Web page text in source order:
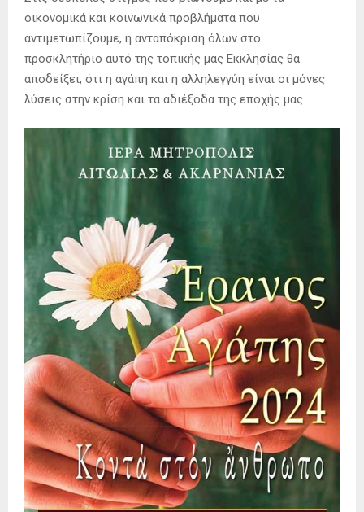
οικονομικά και κοινωνικά προβλήματα που
αντιμετωπίζουμε, η ανταπόκριση όλων στο
προσκλητήριο αυτό της τοπικής μας Εκκλησίας θα
αποδείξει, ότι η αγάπη και η αλληλεγγύη είναι οι μόνες
λύσεις στην κρίση και τα αδιέξοδα της εποχής μας.